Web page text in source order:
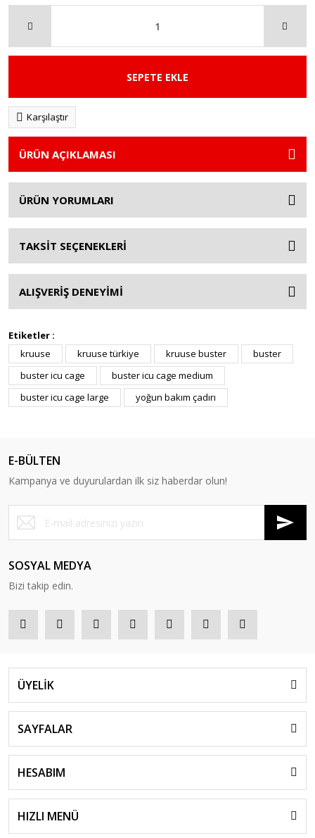
SEPETE EKLE
Karşılaştır
ÜRÜN AÇIKLAMASI
ÜRÜN YORUMLARI
TAKSİT SEÇENEKLERİ
ALIŞVERİŞ DENEYİMİ
Etiketler :
kruuse
kruuse türkiye kruuse buster
buster
buster icu cage
buster icu cage medium
buster icu cage large
yoğun bakım çadırı
E-BÜLTEN
Kampanya ve duyurulardan ilk siz haberdar olun!
SOSYAL MEDYA
Bizi takip edin.
ÜYELİK
SAYFALAR
HESABIM
HIZLI MENÜ